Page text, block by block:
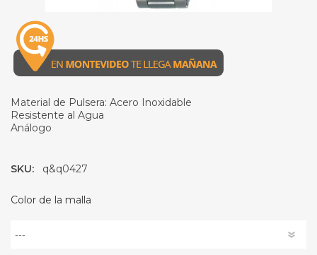
Material de Pulsera: Acero Inoxidable
Resistente al Agua
Análogo
SKU: q&q0427
Color de la malla